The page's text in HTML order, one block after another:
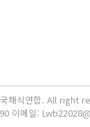
채식연합. All right
이메일: